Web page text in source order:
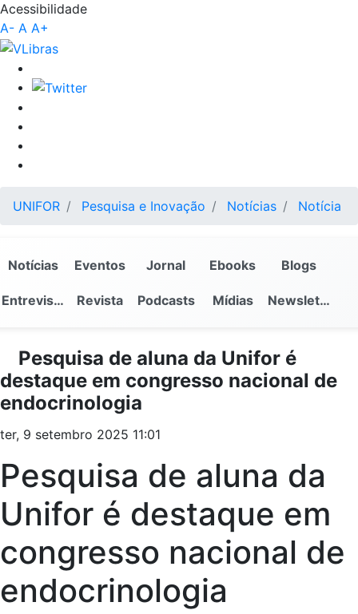
Acessibilidade
A- A A+
UNIFOR Pesquisa e Inovação Notícias Notícia
Notícias Eventos Jornal Ebooks Blogs
Entrevistas Revista Podcasts Mídias Newsletter
Pesquisa de aluna da Unifor é
destaque em congresso nacional de
endocrinologia
ter, 9 setembro 2025 11:01
Pesquisa de aluna da
Unifor é destaque em
congresso nacional de
endocrinologia